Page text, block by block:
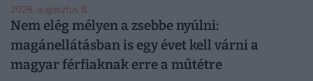
2026. augusztus 8.
Nem elég mélyen a zsebbe nyúlni:
magánellátásban is egy évet kell várni a
magyar férfiaknak erre a műtétre